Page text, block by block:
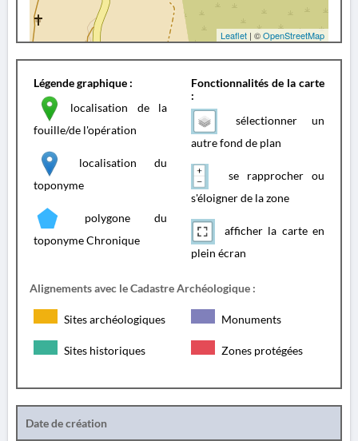
Leaflet | ©OpenStreetMap
Légende graphique :
localisation de la
fouille/de l'opération
localisation du
toponyme
polygone du
toponyme Chronique
Fonctionnalités de la carte
:
sélectionner un
autre fond de plan
se rapprocher ou
s'éloigner de la zone
afficher la carte en
plein écran
Alignements avec le Cadastre Archéologique :
Sites archéologiques Monuments
Sites historiques Zones protégées
Date de création